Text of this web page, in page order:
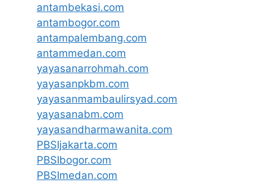
antambekasi.com
antambogor.com
antampalembang.com
antammedan.com
yayasanarrohmah.com
yayasanpkbm.com
yayasanmambaulirsyad.com
yayasanabm.com
yayasandharmawanita.com
PBSIjakarta.com
PBSIbogor.com
PBSImedan.com